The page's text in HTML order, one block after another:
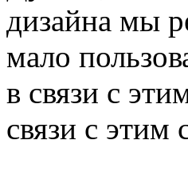
дизайна мы
мало
в связи с
связи с этим